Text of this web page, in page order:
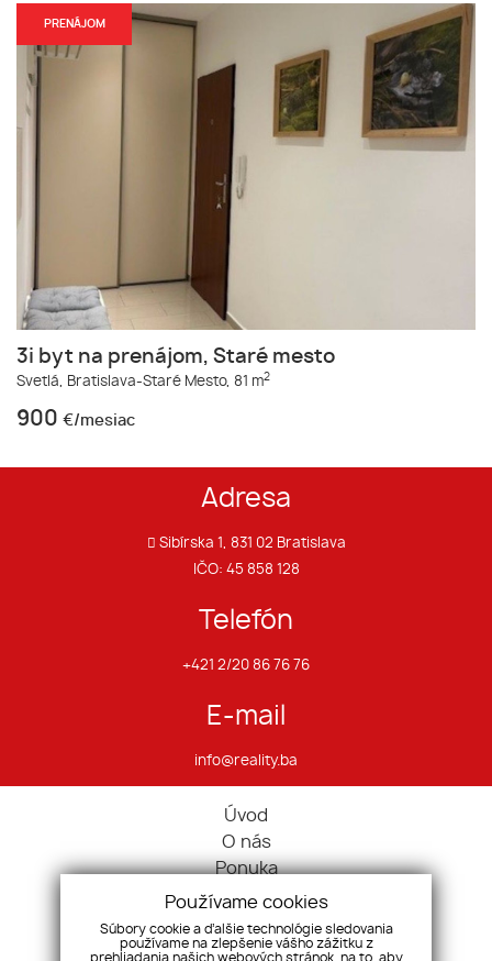
PRENÁJOM
3i byt na prenájom, Staré mesto
Svetlá, Bratislava-Staré Mesto, 81 m2
900 €/mesiac
Adresa
Sibírska 1, 831 02 Bratislava
IČO: 45 858 128
Telefón
+421 2/20 86 76 76
E-mail
info@reality.ba
Úvod
O nás
Ponuka
Pravidlá cookies
Ponúknite nám
Služby
Používame cookies
Súbory cookie a ďalšie technológie sledovania
používame na zlepšenie vášho zážitku z
prehliadania našich webových stránok, na to, aby